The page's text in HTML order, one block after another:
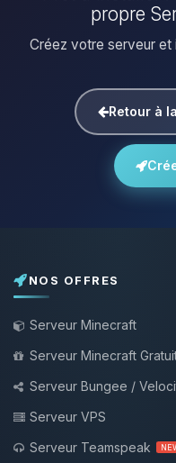
propre
Créez votre serveur et
Retour à
NOS OFFRES
Serveur Minecraft
Serveur Minecraft
Serveur Bungee /
Serveur VPS
Serveur Teamspeak